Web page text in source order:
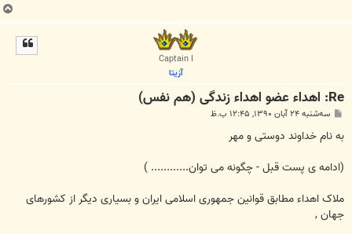
ب
ا
Captain I
آزیتا
Re: اهداء عضو اهداء زندگی (هم نفس)
پ
ت
سه‌شنبه ۲۴ آبان ۱۳۹۰, ۱۲:۴۵ ب.ظ
به نام خداوند دوستی و مهر
(ادامه ی پست قبل - چگونه می توان............ )
ملاک اهداء مطابق قوانین جمهوری اسلامی ایران و بسیاری دیگر از کشورهای
جهان ,